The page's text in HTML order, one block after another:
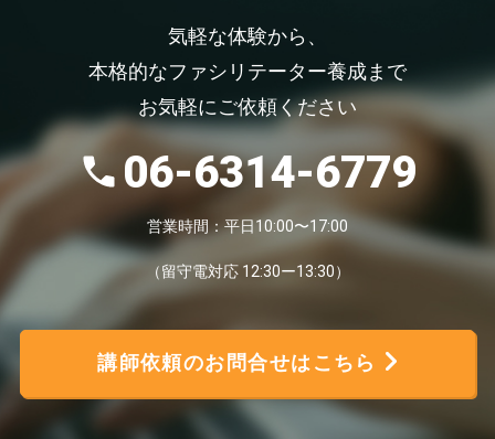
気軽な体験から、
本格的なファシリテーター養成まで
お気軽にご依頼ください
06-6314-6779
営業時間：平日10:00〜17:00
（留守電対応 12:30ー13:30）
講師依頼のお問合せはこちら